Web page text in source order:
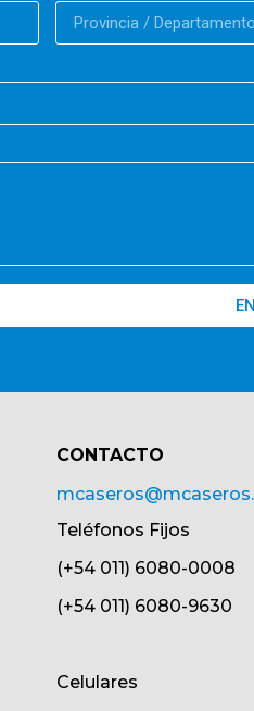
CONTACTO​
Teléfonos Fijos
(+54 011) 6080-
(+54 011) 6080-9630
Celulares